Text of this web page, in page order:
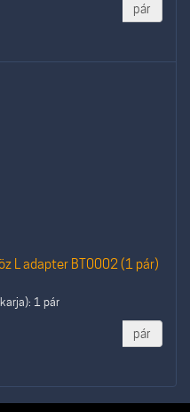
pár
L adapter BT0002 (1 pár)
1 pár
pár